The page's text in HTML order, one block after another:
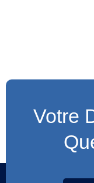
Votre